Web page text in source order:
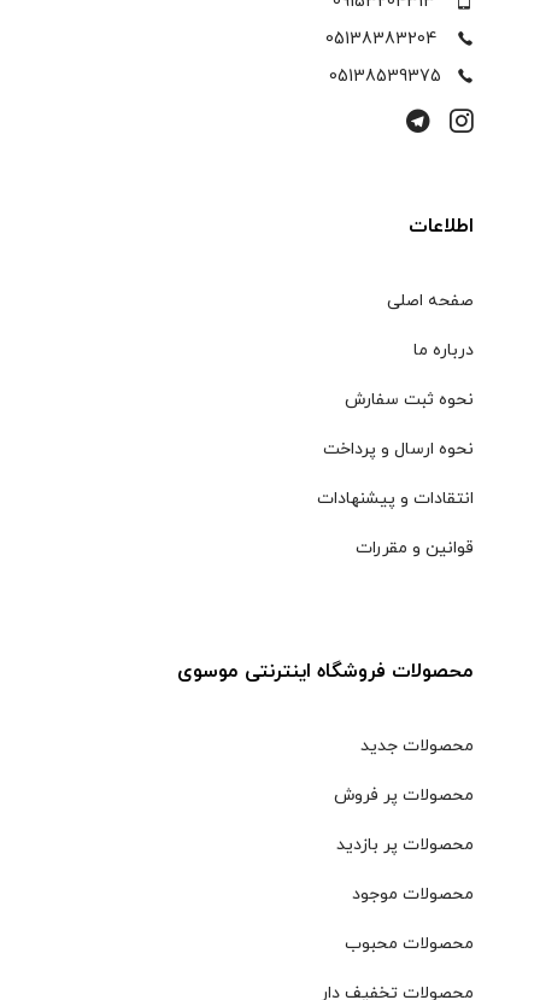
05138383204
05138539375
اطلاعات
صفحه اصلی
درباره ما
نحوه ثبت سفارش
نحوه ارسال و پرداخت
انتقادات و پیشنهادات
قوانین و مقررات
محصولات فروشگاه اینترنتی موسوی
محصولات جدید
محصولات پر فروش
محصولات پر بازدید
محصولات موجود
محصولات محبوب
محصولات تخفیف دار